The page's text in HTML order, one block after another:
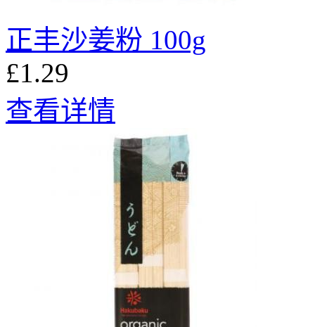
正丰沙姜粉 100g
£1.29
查看详情